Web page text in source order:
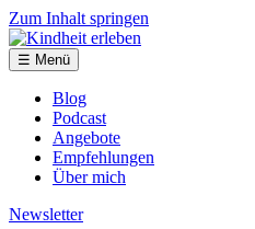
Zum Inhalt springen
☰ Menü
Blog
Podcast
Angebote
Empfehlungen
Über mich
Newsletter